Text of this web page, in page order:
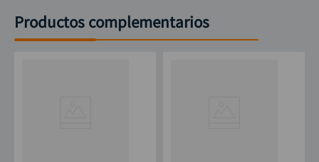
Productos complementarios